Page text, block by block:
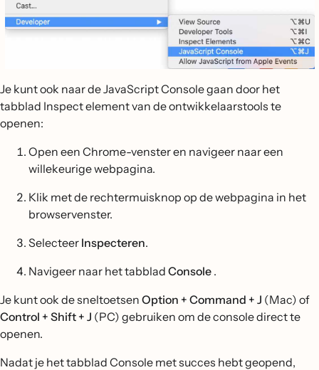
Je kunt ook naar de JavaScript Console gaan door het
tabblad Inspect element van de ontwikkelaarstools te
openen:
Open een Chrome-venster en navigeer naar een
willekeurige webpagina.
Klik met de rechtermuisknop op de webpagina in het
browservenster.
Selecteer Inspecteren.
Navigeer naar het tabblad Console .
Je kunt ook de sneltoetsen Option + Command + J (Mac) of
Control + Shift + J (PC) gebruiken om de console direct te
openen.
Nadat je het tabblad Console met succes hebt geopend,